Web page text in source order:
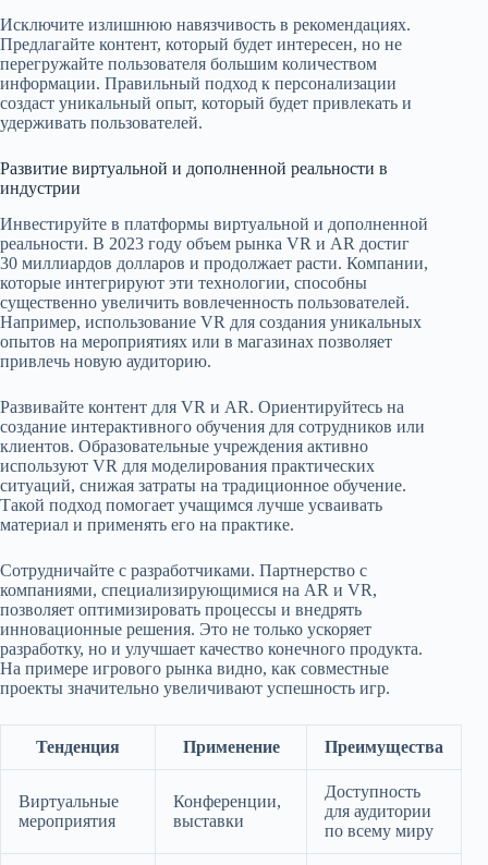
Исключите излишнюю навязчивость в рекомендациях.
Предлагайте контент, который будет интересен, но не
перегружайте пользователя большим количеством
информации. Правильный подход к персонализации
создаст уникальный опыт, который будет привлекать и
удерживать пользователей.
Развитие виртуальной и дополненной реальности в
индустрии
Инвестируйте в платформы виртуальной и дополненной
реальности. В 2023 году объем рынка VR и AR достиг
30 миллиардов долларов и продолжает расти. Компании,
которые интегрируют эти технологии, способны
существенно увеличить вовлеченность пользователей.
Например, использование VR для создания уникальных
опытов на мероприятиях или в магазинах позволяет
привлечь новую аудиторию.
Развивайте контент для VR и AR. Ориентируйтесь на
создание интерактивного обучения для сотрудников или
клиентов. Образовательные учреждения активно
используют VR для моделирования практических
ситуаций, снижая затраты на традиционное обучение.
Такой подход помогает учащимся лучше усваивать
материал и применять его на практике.
Сотрудничайте с разработчиками. Партнерство с
компаниями, специализирующимися на AR и VR,
позволяет оптимизировать процессы и внедрять
инновационные решения. Это не только ускоряет
разработку, но и улучшает качество конечного продукта.
На примере игрового рынка видно, как совместные
проекты значительно увеличивают успешность игр.
Тенденция Применение Преимущества
Виртуальные
мероприятия
Конференции,
выставки
Доступность
для аудитории
по всему миру